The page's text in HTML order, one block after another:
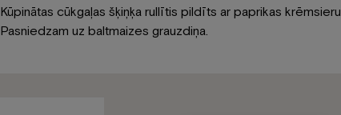
Kūpinātas cūkgaļas šķiņķa rullītis pildīts ar paprikas krēmsieru.
Pasniedzam uz baltmaizes grauzdiņa.